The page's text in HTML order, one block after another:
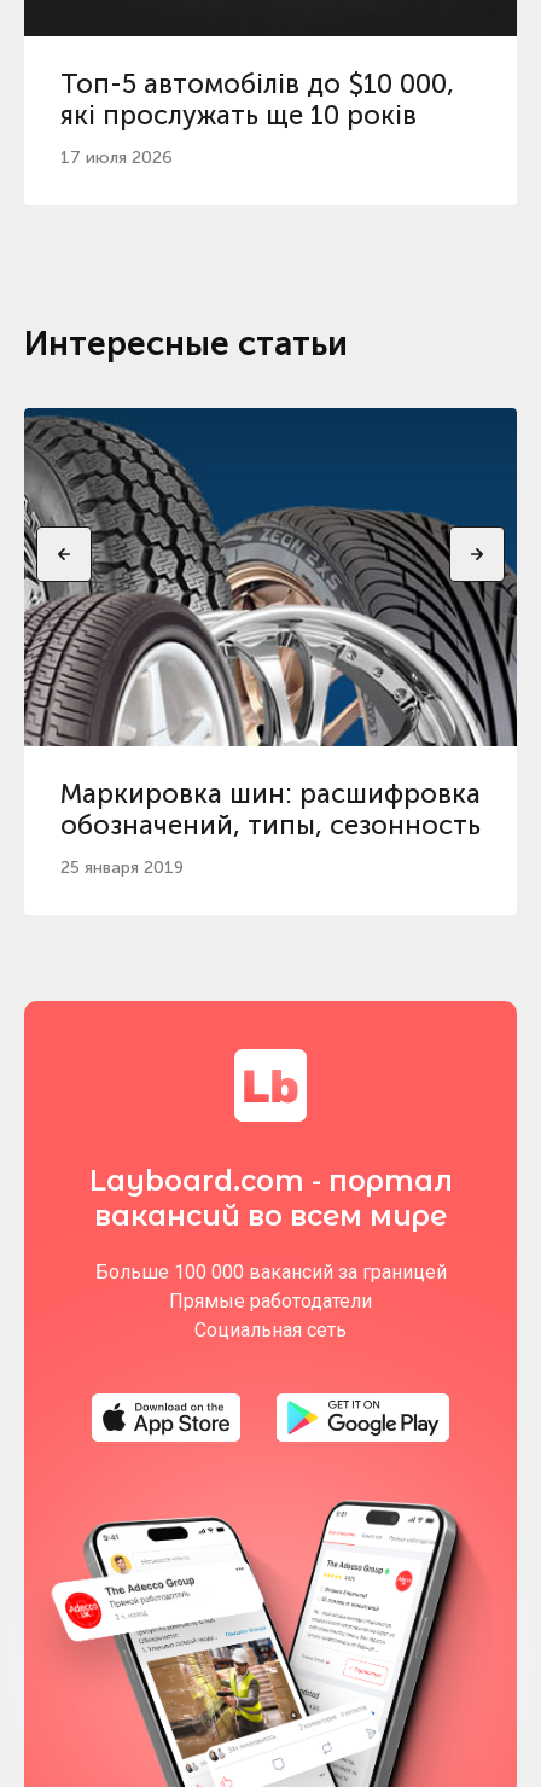
Топ-5 автомобілів до $10 000,
які прослужать ще 10 років
17 июля 2026
Интересные статьи
Маркировка шин: расшифровка
обозначений, типы, сезонность
25 января 2019
Layboard.com - портал
вакансий во всем мире
Больше 100 000 вакансий за границей
Прямые работодатели
Социальная сеть